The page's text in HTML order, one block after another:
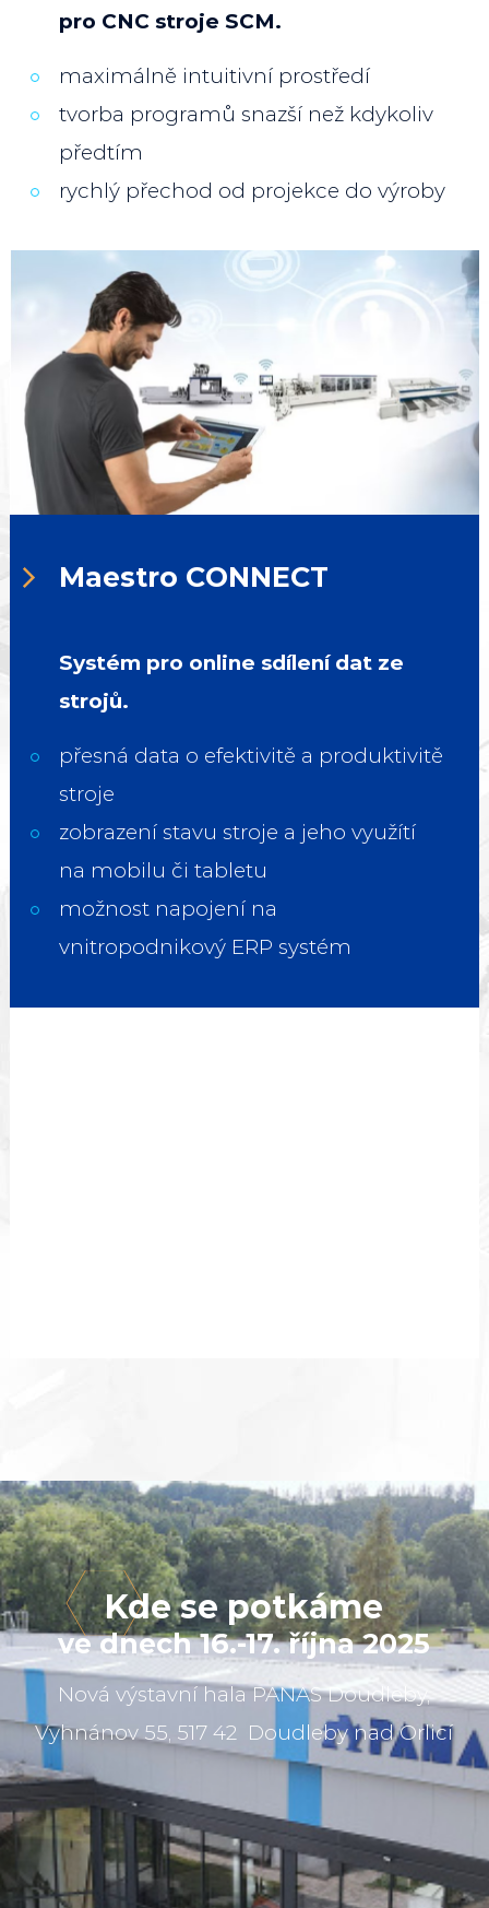
pro CNC stroje SCM.
maximálně intuitivní prostředí
tvorba programů snazší než kdykoliv
předtím
rychlý přechod od projekce do výroby
Maestro CONNECT
Systém pro online sdílení dat ze
strojů.
přesná data o efektivitě a produktivitě
stroje
zobrazení stavu stroje a jeho využítí
na mobilu či tabletu
možnost napojení na
vnitropodnikový ERP systém
Kde se potkáme
ve dnech 16.-17. října 2025
Nová výstavní hala PANAS Doudleby,
Vyhnánov 55, 517 42 Doudleby nad Orlicí